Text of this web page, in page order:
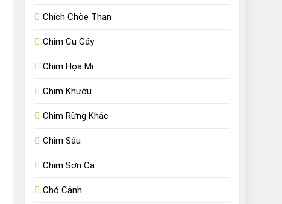
Chích Chòe Than
Chim Cu Gáy
Chim Họa Mi
Chim Khướu
Chim Rừng Khác
Chim Sâu
Chim Sơn Ca
Chó Cảnh